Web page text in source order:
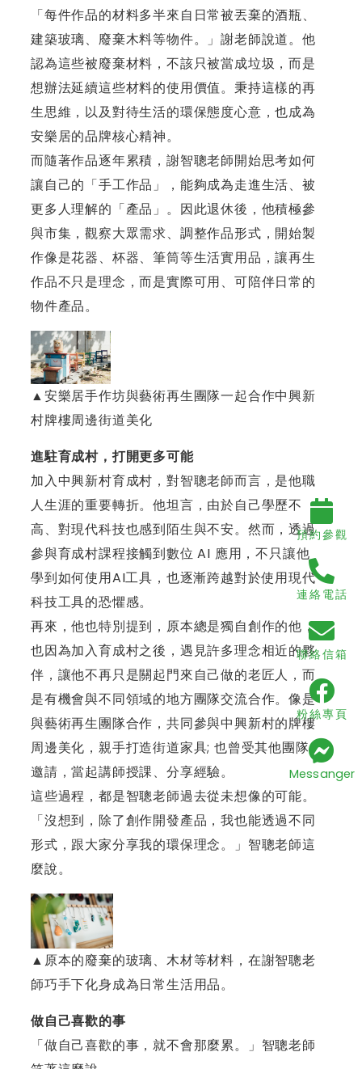
「每件作品的材料多半來自日常被丟棄的酒瓶、
建築玻璃、廢棄木料等物件。」謝老師說道。他
認為這些被廢棄材料，不該只被當成垃圾，而是
想辦法延續這些材料的使用價值。秉持這樣的再
生思維，以及對待生活的環保態度心意，也成為
安樂居的品牌核心精神。
而隨著作品逐年累積，謝智聰老師開始思考如何
讓自己的「手工作品」，能夠成為走進生活、被
更多人理解的「產品」。因此退休後，他積極參
與市集，觀察大眾需求、調整作品形式，開始製
作像是花器、杯器、筆筒等生活實用品，讓再生
作品不只是理念，而是實際可用、可陪伴日常的
物件產品。
▲安樂居手作坊與藝術再生團隊一起合作中興新
村牌樓周邊街道美化
進駐育成村，打開更多可能
加入中興新村育成村，對智聰老師而言，是他職
人生涯的重要轉折。他坦言，由於自己學歷不
高、對現代科技也感到陌生與不安。然而，透過
參與育成村課程接觸到數位 AI 應用，不只讓他
學到如何使用AI工具，也逐漸跨越對於使用現代
科技工具的恐懼感。
再來，他也特別提到，原本總是獨自創作的他，
也因為加入育成村之後，遇見許多理念相近的夥
伴，讓他不再只是關起門來自己做的老匠人，而
是有機會與不同領域的地方團隊交流合作。像是
與藝術再生團隊合作，共同參與中興新村的牌樓
周邊美化，親手打造街道家具; 也曾受其他團隊
邀請，當起講師授課、分享經驗。
這些過程，都是智聰老師過去從未想像的可能。
「沒想到，除了創作開發產品，我也能透過不同
形式，跟大家分享我的環保理念。」智聰老師這
麼說。
▲原本的廢棄的玻璃、木材等材料，在謝智聰老
師巧手下化身成為日常生活用品。
做自己喜歡的事
「做自己喜歡的事，就不會那麼累。」智聰老師
預約參觀
連絡電話
聯絡信箱
粉絲專頁
Messanger